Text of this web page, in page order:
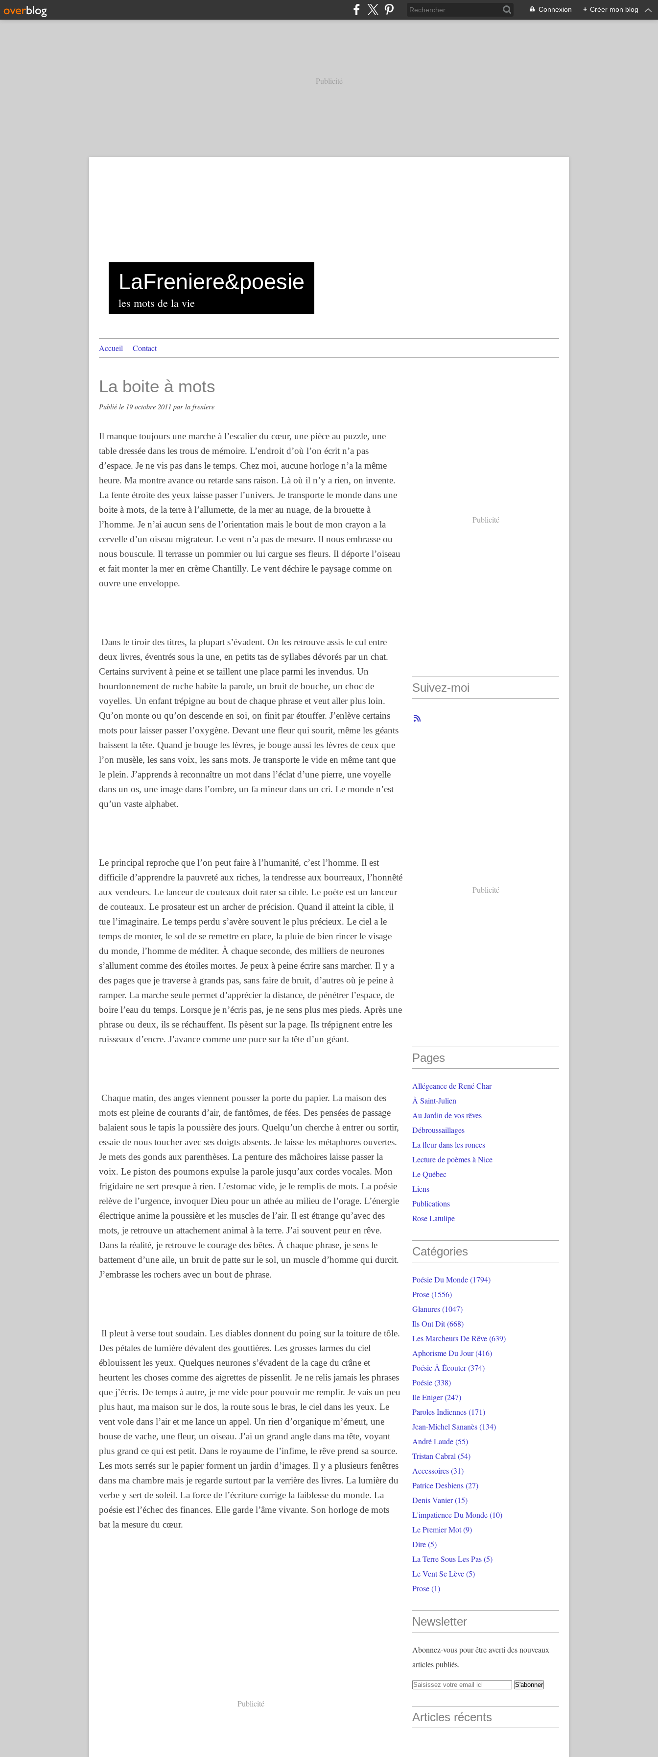
Connexion + Créer mon blog
Publicité
LaFreniere&poesie
les mots de la vie
Accueil Contact
La boite à mots
Publié le 19 octobre 2011 par la freniere
Il manque toujours une marche à l’escalier du cœur, une pièce au puzzle, une
table dressée dans les trous de mémoire. L’endroit d’où l’on écrit n’a pas
d’espace. Je ne vis pas dans le temps. Chez moi, aucune horloge n’a la même
heure. Ma montre avance ou retarde sans raison. Là où il n’y a rien, on invente.
La fente étroite des yeux laisse passer l’univers. Je transporte le monde dans une
boite à mots, de la terre à l’allumette, de la mer au nuage, de la brouette à
l’homme. Je n’ai aucun sens de l’orientation mais le bout de mon crayon a la
cervelle d’un oiseau migrateur. Le vent n’a pas de mesure. Il nous embrasse ou
nous bouscule. Il terrasse un pommier ou lui cargue ses fleurs. Il déporte l’oiseau
et fait monter la mer en crème Chantilly. Le vent déchire le paysage comme on
ouvre une enveloppe.
Dans le tiroir des titres, la plupart s’évadent. On les retrouve assis le cul entre
deux livres, éventrés sous la une, en petits tas de syllabes dévorés par un chat.
Certains survivent à peine et se taillent une place parmi les invendus. Un
bourdonnement de ruche habite la parole, un bruit de bouche, un choc de
voyelles. Un enfant trépigne au bout de chaque phrase et veut aller plus loin.
Qu’on monte ou qu’on descende en soi, on finit par étouffer. J’enlève certains
mots pour laisser passer l’oxygène. Devant une fleur qui sourit, même les géants
baissent la tête. Quand je bouge les lèvres, je bouge aussi les lèvres de ceux que
l’on musèle, les sans voix, les sans mots. Je transporte le vide en même tant que
le plein. J’apprends à reconnaître un mot dans l’éclat d’une pierre, une voyelle
dans un os, une image dans l’ombre, un fa mineur dans un cri. Le monde n’est
qu’un vaste alphabet.
Le principal reproche que l’on peut faire à l’humanité, c’est l’homme. Il est
difficile d’apprendre la pauvreté aux riches, la tendresse aux bourreaux, l’honnêté
aux vendeurs. Le lanceur de couteaux doit rater sa cible. Le poète est un lanceur
de couteaux. Le prosateur est un archer de précision. Quand il atteint la cible, il
tue l’imaginaire. Le temps perdu s’avère souvent le plus précieux. Le ciel a le
temps de monter, le sol de se remettre en place, la pluie de bien rincer le visage
du monde, l’homme de méditer. À chaque seconde, des milliers de neurones
s’allument comme des étoiles mortes. Je peux à peine écrire sans marcher. Il y a
des pages que je traverse à grands pas, sans faire de bruit, d’autres où je peine à
ramper. La marche seule permet d’apprécier la distance, de pénétrer l’espace, de
boire l’eau du temps. Lorsque je n’écris pas, je ne sens plus mes pieds. Après une
phrase ou deux, ils se réchauffent. Ils pèsent sur la page. Ils trépignent entre les
ruisseaux d’encre. J’avance comme une puce sur la tête d’un géant.
Chaque matin, des anges viennent pousser la porte du papier. La maison des
mots est pleine de courants d’air, de fantômes, de fées. Des pensées de passage
balaient sous le tapis la poussière des jours. Quelqu’un cherche à entrer ou sortir,
essaie de nous toucher avec ses doigts absents. Je laisse les métaphores ouvertes.
Je mets des gonds aux parenthèses. La penture des mâchoires laisse passer la
voix. Le piston des poumons expulse la parole jusqu’aux cordes vocales. Mon
frigidaire ne sert presque à rien. L’estomac vide, je le remplis de mots. La poésie
relève de l’urgence, invoquer Dieu pour un athée au milieu de l’orage. L’énergie
électrique anime la poussière et les muscles de l’air. Il est étrange qu’avec des
mots, je retrouve un attachement animal à la terre. J’ai souvent peur en rêve.
Dans la réalité, je retrouve le courage des bêtes. À chaque phrase, je sens le
battement d’une aile, un bruit de patte sur le sol, un muscle d’homme qui durcit.
J’embrasse les rochers avec un bout de phrase.
Il pleut à verse tout soudain. Les diables donnent du poing sur la toiture de tôle.
Des pétales de lumière dévalent des gouttières. Les grosses larmes du ciel
éblouissent les yeux. Quelques neurones s’évadent de la cage du crâne et
heurtent les choses comme des aigrettes de pissenlit. Je ne relis jamais les phrases
que j’écris. De temps à autre, je me vide pour pouvoir me remplir. Je vais un peu
plus haut, ma maison sur le dos, la route sous le bras, le ciel dans les yeux. Le
vent vole dans l’air et me lance un appel. Un rien d’organique m’émeut, une
bouse de vache, une fleur, un oiseau. J’ai un grand angle dans ma tête, voyant
plus grand ce qui est petit. Dans le royaume de l’infime, le rêve prend sa source.
Les mots serrés sur le papier forment un jardin d’images. Il y a plusieurs fenêtres
dans ma chambre mais je regarde surtout par la verrière des livres. La lumière du
verbe y sert de soleil. La force de l’écriture corrige la faiblesse du monde. La
poésie est l’échec des finances. Elle garde l’âme vivante. Son horloge de mots
bat la mesure du cœur.
Publicité
Publicité
Suivez-moi
Publicité
Pages
Allégeance de René Char
À Saint-Julien
Au Jardin de vos rêves
Débroussaillages
La fleur dans les ronces
Lecture de poèmes à Nice
Le Québec
Liens
Publications
Rose Latulipe
Catégories
Poésie Du Monde(1794)
Prose(1556)
Glanures(1047)
Ils Ont Dit(668)
Les Marcheurs De Rêve(639)
Aphorisme Du Jour(416)
Poésie À Écouter(374)
Poésie(338)
Ile Eniger(247)
Paroles Indiennes(171)
Jean-Michel Sananès(134)
André Laude(55)
Tristan Cabral (54)
Accessoires(31)
Patrice Desbiens(27)
Denis Vanier(15)
L'impatience Du Monde(10)
Le Premier Mot(9)
Dire(5)
La Terre Sous Les Pas(5)
Le Vent Se Lève(5)
Prose(1)
Newsletter
Abonnez-vous pour être averti des nouveaux
articles publiés.
Articles récents